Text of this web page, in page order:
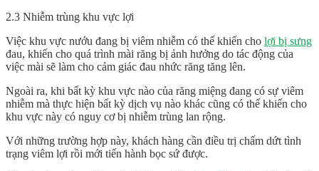
2.3 Nhiễm trùng khu vực lợi
Việc khu vực nướu đang bị viêm nhiễm có thể khiến cho lợi bị sưng
đau, khiến cho quá trình mài răng bị ảnh hưởng do tác động của
việc mài sẽ làm cho cảm giác đau nhức răng tăng lên.
Ngoài ra, khi bất kỳ khu vực nào của răng miệng đang có sự viêm
nhiễm mà thực hiện bất kỳ dịch vụ nào khác cũng có thể khiến cho
khu vực này có nguy cơ bị nhiễm trùng lan rộng.
Với những trường hợp này, khách hàng cần điều trị chấm dứt tình
trạng viêm lợi rồi mới tiến hành bọc sứ được.